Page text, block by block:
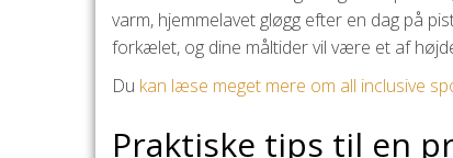
varm, hjemmelavet gløgg efter en dag på
forkælet, og dine måltider vil være et af
Du kan læse meget mere om all inclusive
Praktiske tips til en